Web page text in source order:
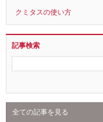
クミタスの使い方
記事検索
全ての記事を見る